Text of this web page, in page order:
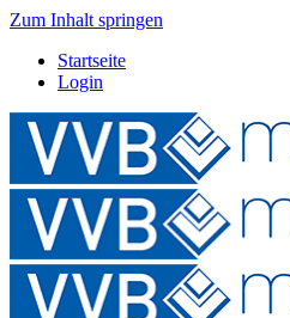
Zum Inhalt springen
Startseite
Login